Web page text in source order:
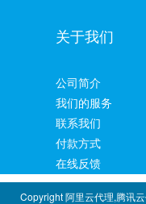
关于我们
公司简介
我们的服务
联系我们
付款方式
在线反馈
Copyright 阿里云代理,腾讯